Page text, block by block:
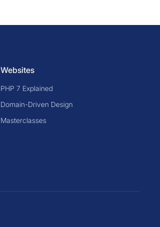
Websites
PHP 7 Explained
Domain-Driven Design
Masterclasses